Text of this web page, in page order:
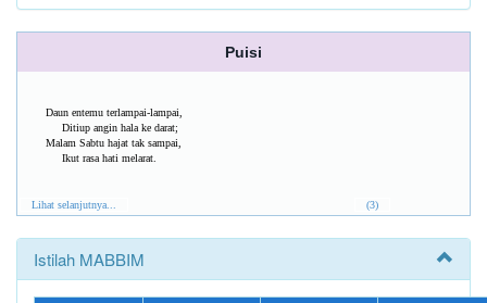
Puisi
Daun entemu terlampai-lampai,
Ditiup angin hala ke darat;
Malam Sabtu hajat tak sampai,
Ikut rasa hati melarat.
Lihat selanjutnya... (3)
Istilah MABBIM